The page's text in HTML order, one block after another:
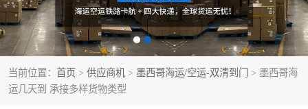
当前位置： 首页 > 供应商机 > 墨西哥海运/空运-双清到门
> 墨西哥海
运几天到 承接多样货物类型
加拿大海运/空运-双清到
门
澳大利亚海运/空运-双清
到门
墨西哥海运/空运-双清到
门